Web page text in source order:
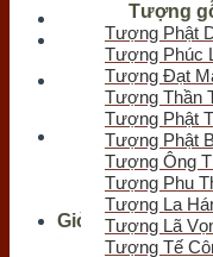
Tới xem cửa
Tìm
kiếm:
Giỏ hàng
Tượng
Tượng Phật
Tượng Phúc
Tượng Đạt
Tượng Thần
Tượng Phật
Tượng Phật
Tượng Ông
Tượng Phu
Tượng La
Tượng Lã
Tượng Tế